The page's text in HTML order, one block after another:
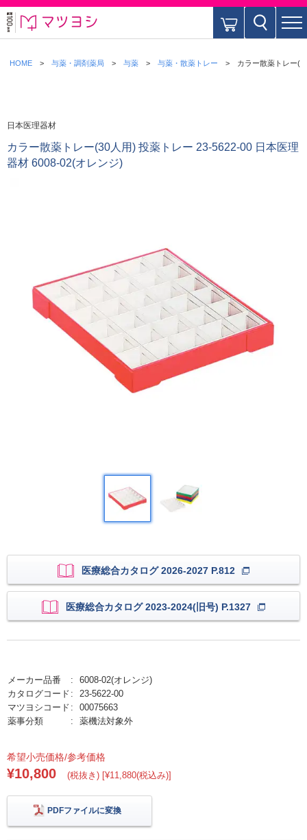
HOME 与薬・調剤薬局 与薬 与薬・散薬トレー カラー散薬トレー
日本医理器材
カラー散薬トレー(30人用) 投薬トレー 23-5622-00 日本医理
器材 6008-02(オレンジ)
医療総合カタログ 2026-2027 P.812
医療総合カタログ 2023-2024(旧号) P.1327
メーカー品番
6008-02(オレンジ)
カタログコード
23-5622-00
マツヨシコード
00075663
薬事分類
薬機法対象外
希望小売価格/参考価格
¥10,800 (税抜き) [¥11,880(税込み)]
PDFファイルに変換